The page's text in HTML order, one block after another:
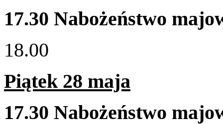
17.30 Nabożeństwo
18.00
Piątek 28 maja
17.30 Nabożeństwo